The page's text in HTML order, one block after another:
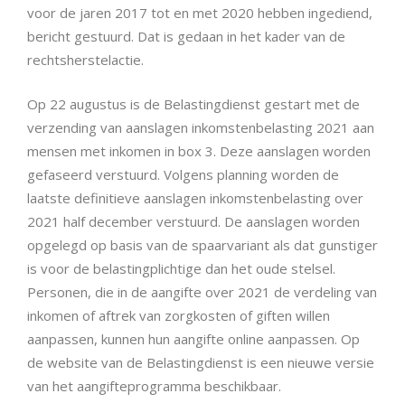
voor de jaren 2017 tot en met 2020 hebben ingediend,
bericht gestuurd. Dat is gedaan in het kader van de
rechtsherstelactie.
Op 22 augustus is de Belastingdienst gestart met de
verzending van aanslagen inkomstenbelasting 2021 aan
mensen met inkomen in box 3. Deze aanslagen worden
gefaseerd verstuurd. Volgens planning worden de
laatste definitieve aanslagen inkomstenbelasting over
2021 half december verstuurd. De aanslagen worden
opgelegd op basis van de spaarvariant als dat gunstiger
is voor de belastingplichtige dan het oude stelsel.
Personen, die in de aangifte over 2021 de verdeling van
inkomen of aftrek van zorgkosten of giften willen
aanpassen, kunnen hun aangifte online aanpassen. Op
de website van de Belastingdienst is een nieuwe versie
van het aangifteprogramma beschikbaar.